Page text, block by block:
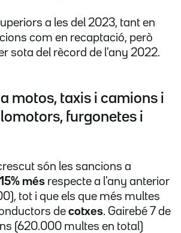
a les del 2023, tant en
com en recaptació, però
sota del rècord de l'any 2022.
motos, taxis i camions i
furgonetes i
són les sancions a
més respecte a l'any anterior
tot i que els que més multes
de cotxes. Gairebé 7 de
(620.000 multes en total)